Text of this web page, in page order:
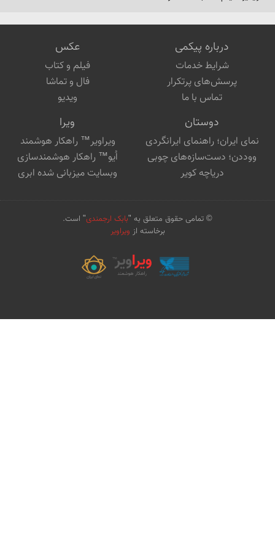
درباره پیکمی
شرایط خدمات
پرسش‌های پرتکرار
تماس با ما
عکس
فیلم و کتاب
فال و تماشا
ویدیو
دوستان
نمای ایران؛ راهنمای ایرانگردی
ووددن؛ دست‌سازه‌های چوبی
دریاچه کویر
ویرا
ویراویر™ راهکار هوشمند
اُیو™ راهکار هوشمندسازی
وبسایت میزبانی شده ابری
© تمامی حقوق متعلق به "بابک ارجمندی" است.
برخاسته از ویراویر